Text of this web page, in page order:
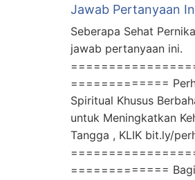
Jawab Pertanyaan
Seberapa Sehat
jawab pertanyaan ini.
=============
Spiritual Khusus
untuk Meningkatkan
Tangga , KLIK bit.ly/
=============